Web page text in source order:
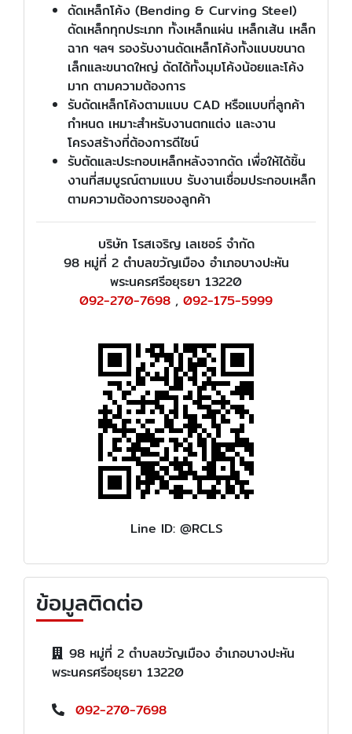
ดัดเหล็กโค้ง (Bending & Curving Steel)
ดัดเหล็กทุกประเภท ทั้งเหล็กแผ่น เหล็กเส้น เหล็ก
ฉาก ฯลฯ รองรับงานดัดเหล็กโค้งทั้งแบบขนาด
เล็กและขนาดใหญ่ ดัดได้ทั้งมุมโค้งน้อยและโค้ง
มาก ตามความต้องการ
รับดัดเหล็กโค้งตามแบบ CAD หรือแบบที่ลูกค้า
กำหนด เหมาะสำหรับงานตกแต่ง และงาน
โครงสร้างที่ต้องการดีไซน์
รับตัดและประกอบเหล็กหลังจากดัด เพื่อให้ได้ชิ้น
งานที่สมบูรณ์ตามแบบ รับงานเชื่อมประกอบเหล็ก
ตามความต้องการของลูกค้า
บริษัท โรสเจริญ เลเซอร์ จำกัด
98 หมู่ที่ 2 ตำบลขวัญเมือง อำเภอบางปะหัน
พระนครศรีอยุธยา 13220
092-270-7698 , 092-175-5999
Line ID: @RCLS
ข้อมูลติดต่อ
98 หมู่ที่ 2 ตำบลขวัญเมือง อำเภอบางปะหัน
พระนครศรีอยุธยา 13220
092-270-7698